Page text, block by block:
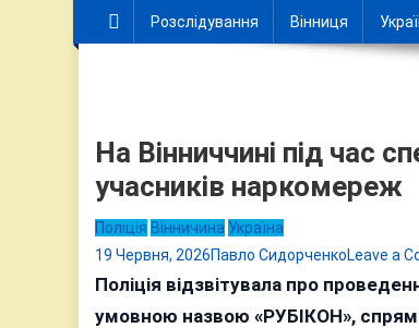
Розслідування Вінниця
На Вінниччині під час
учасників наркомереж
Поліція Вінничина Україна
19 Червня, 2026Павло СидорченкоLeave a
Поліція відзвітувала про
умовною назвою «РУБІКОН»,